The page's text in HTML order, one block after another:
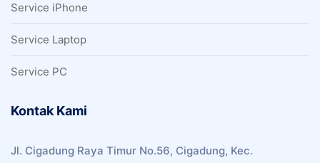
Service iPhone
Service Laptop
Service PC
Kontak Kami
Jl. Cigadung Raya Timur No.56, Cigadung, Kec.